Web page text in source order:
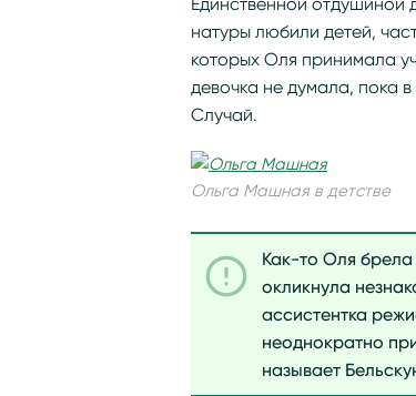
натуры любили детей,
которых Оля принимала
девочка не думала, пока
Случай.
Ольга Машная в детстве
Как-то Оля
окликнула
ассистентка
неоднократно
называет